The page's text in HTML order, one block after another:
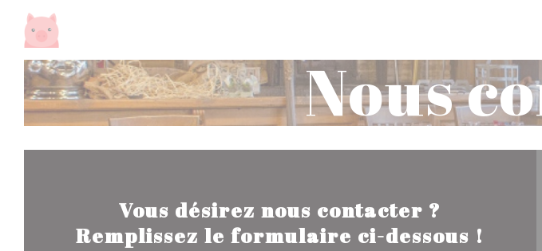
Personnalisation de vos choix en matière de cookies
Nous
Vous désirez nous contacter ?
Remplissez le formulaire ci-dessous !